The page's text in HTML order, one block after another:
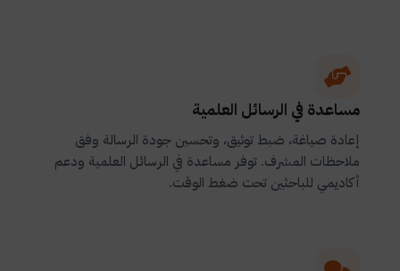
مساعدة في الرسائل العلمية
إعادة صياغة، ضبط توثيق، وتحسين جودة الرسالة وفق
ملاحظات المشرف. توفر مساعدة في الرسائل العلمية ودعم
أكاديمي للباحثين تحت ضغط الوقت.